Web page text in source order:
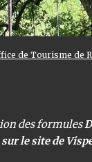
de Tourisme de
des formules
le site de